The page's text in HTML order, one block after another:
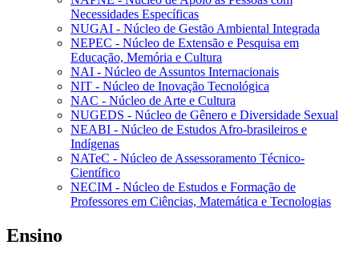
Necessidades Específicas
NUGAI - Núcleo de Gestão Ambiental Integrada
NEPEC - Núcleo de Extensão e Pesquisa em
Educação, Memória e Cultura
NAI - Núcleo de Assuntos Internacionais
NIT - Núcleo de Inovação Tecnológica
NAC - Núcleo de Arte e Cultura
NUGEDS - Núcleo de Gênero e Diversidade Sexual
NEABI - Núcleo de Estudos Afro-brasileiros e
Indígenas
NATeC - Núcleo de Assessoramento Técnico-
Científico
NECIM - Núcleo de Estudos e Formação de
Professores em Ciências, Matemática e Tecnologias
Ensino